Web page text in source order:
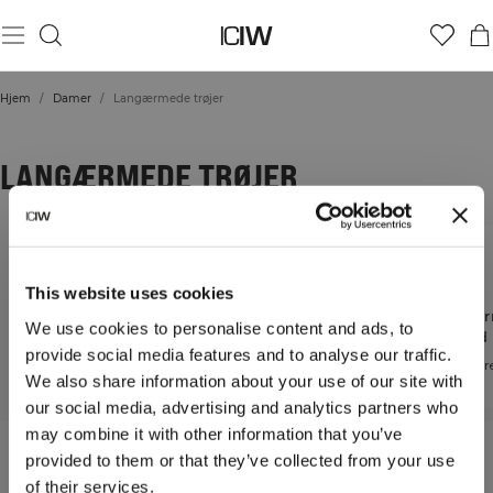
This website uses cookies
We use cookies to personalise content and ads, to
provide social media features and to analyse our traffic.
We also share information about your use of our site with
our social media, advertising and analytics partners who
may combine it with other information that you’ve
provided to them or that they’ve collected from your use
of their services.
Hjem / Damer / Langærmede trøjer
LANGÆRMEDE TRØJER
Croppede
skabt til bevægelse
toppe med lynlås
Komfort og fleksibilitet i
hver bevægelse hver dag
I vores brede udvalg af træningsklær finder du
langærmede toppe, sweatshirts og hættetrøjer i